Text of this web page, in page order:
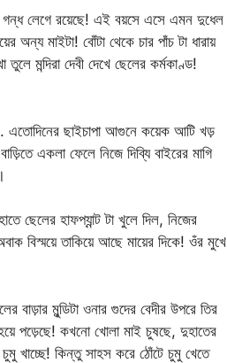
লেগে রয়েছে! এই বয়সে এসে এমন দুধেল
অন্য মাইটা! বোঁটা থেকে চার পাঁচ টা ধারায়
মন্দিরা দেবী দেখে ছেলের কর্মকাণ্ড!
এতোদিনের ছাইচাপা আগুনে কয়েক আটি খড়
একলা ফেলে নিজে দিব্যি বাইরের মাগি
ছেলের হাফপ্যান্ট টা খুলে দিল, নিজের
বিস্ময়ে তাকিয়ে আছে মায়ের দিকে! ওঁর মুখে
বাড়ার মুন্ডিটা ওনার গুদের বেদীর উপরে তির
পড়েছে! কখনো খোলা মাই চুষছে, দুহাতের
খাচ্ছে! কিন্তু সাহস করে ঠোঁটে চুমু খেতে